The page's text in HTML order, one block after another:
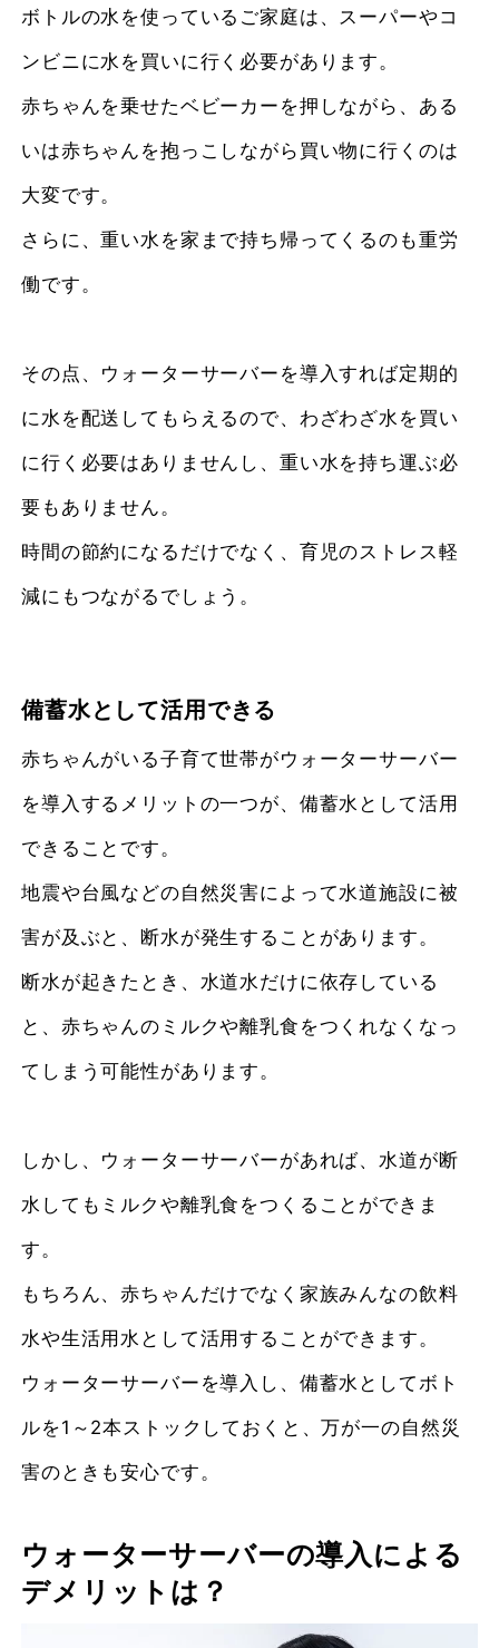
ボトルの水を使っているご家庭は、スーパーやコ
ンビニに水を買いに行く必要があります。
赤ちゃんを乗せたベビーカーを押しながら、ある
いは赤ちゃんを抱っこしながら買い物に行くのは
大変です。
さらに、重い水を家まで持ち帰ってくるのも重労
働です。
その点、ウォーターサーバーを導入すれば定期的
に水を配送してもらえるので、わざわざ水を買い
に行く必要はありませんし、重い水を持ち運ぶ必
要もありません。
時間の節約になるだけでなく、育児のストレス軽
減にもつながるでしょう。
備蓄水として活用できる
赤ちゃんがいる子育て世帯がウォーターサーバー
を導入するメリットの一つが、備蓄水として活用
できることです。
地震や台風などの自然災害によって水道施設に被
害が及ぶと、断水が発生することがあります。
断水が起きたとき、水道水だけに依存している
と、赤ちゃんのミルクや離乳食をつくれなくなっ
てしまう可能性があります。
しかし、ウォーターサーバーがあれば、水道が断
水してもミルクや離乳食をつくることができま
す。
もちろん、赤ちゃんだけでなく家族みんなの飲料
水や生活用水として活用することができます。
ウォーターサーバーを導入し、備蓄水としてボト
ルを1～2本ストックしておくと、万が一の自然災
害のときも安心です。
ウォーターサーバーの導入による
デメリットは？